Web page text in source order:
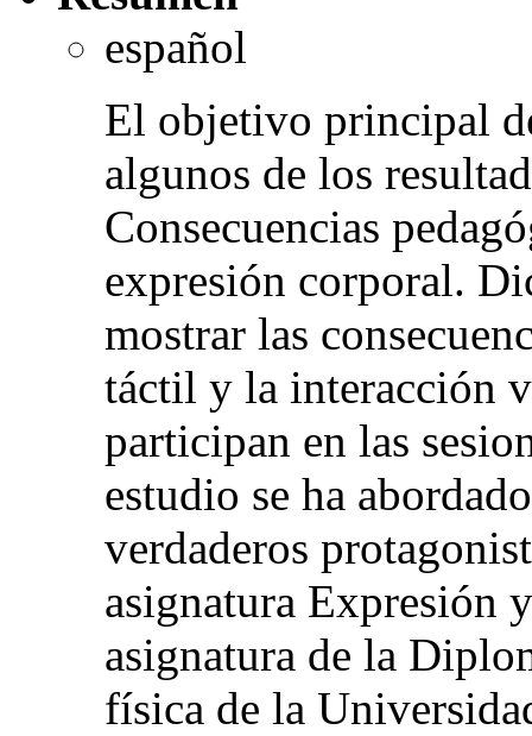
español
El objetivo principal
algunos de los
Consecuencias
expresión corporal.
mostrar las
táctil y la interacción
participan en las
estudio se ha
verdaderos
asignatura Expresión
asignatura de la
física de la